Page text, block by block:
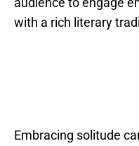
with a rich literary
Embracing solitude